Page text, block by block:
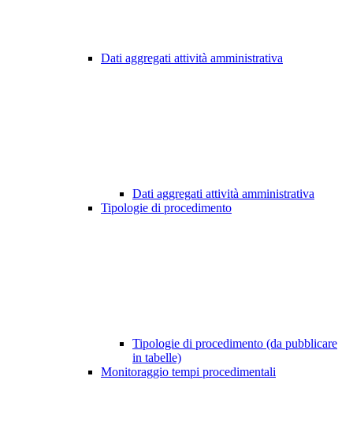
Dati aggregati attività amministrativa
Dati aggregati attività amministrativa
Tipologie di procedimento
Tipologie di procedimento (da pubblicare
in tabelle)
Monitoraggio tempi procedimentali